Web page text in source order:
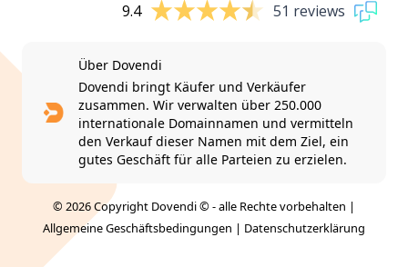
9.4 51 reviews
Über Dovendi
Dovendi bringt Käufer und Verkäufer
zusammen. Wir verwalten über 250.000
internationale Domainnamen und vermitteln
den Verkauf dieser Namen mit dem Ziel, ein
gutes Geschäft für alle Parteien zu erzielen.
© 2026 Copyright Dovendi © - alle Rechte vorbehalten |
Allgemeine Geschäftsbedingungen | Datenschutzerklärung